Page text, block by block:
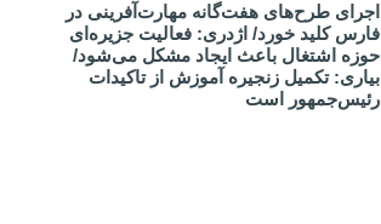
اجرای طرح‌های هفت‌گانه مهارت‌آفرینی در
فارس کلید خورد/ اژدری: فعالیت جزیره‌‌ای
حوزه اشتغال باعث ایجاد مشکل می‌شود/
بیاری: تکمیل زنجیره آموزش از تاکیدات
رئیس‌جمهور است